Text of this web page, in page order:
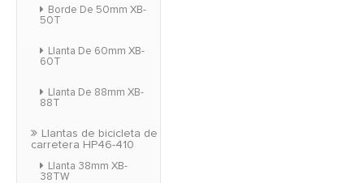
Borde De 50mm XB-
50T
Llanta De 60mm XB-
60T
Llanta De 88mm XB-
88T
Llantas de bicicleta de
carretera HP46-410
Llanta 38mm XB-
38TW